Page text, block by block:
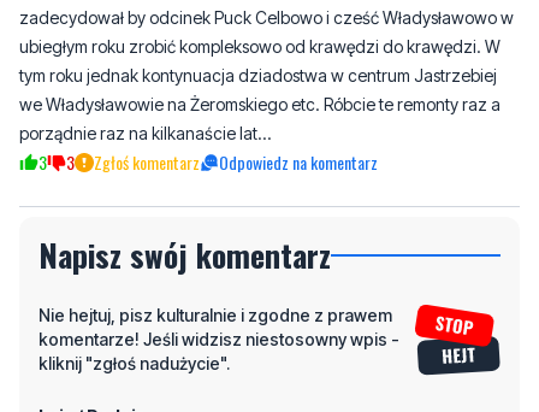
we Władysławowie na Żeromskiego etc. Róbcie te remonty raz a
porządnie raz na kilkanaście lat...
3 3 Zgłoś komentarz Odpowiedz na komentarz
Napisz swój komentarz
komentarze! Jeśli widzisz niestosowny wpis -
kliknij "zgłoś nadużycie".
Imię / Podpis
Odpowiedz